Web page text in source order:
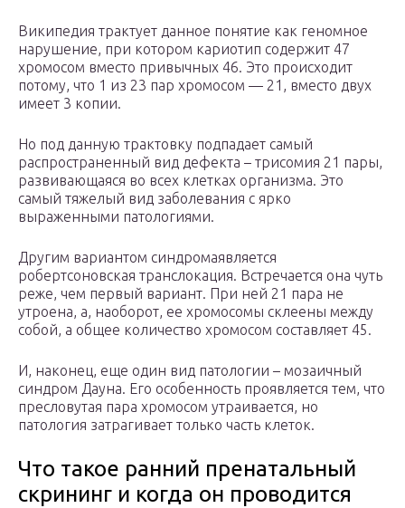
Википедия трактует данное понятие как геномное
нарушение, при котором кариотип содержит 47
хромосом вместо привычных 46. Это происходит
потому, что 1 из 23 пар хромосом — 21, вместо двух
имеет 3 копии.
Но под данную трактовку подпадает самый
распространенный вид дефекта – трисомия 21 пары,
развивающаяся во всех клетках организма. Это
самый тяжелый вид заболевания с ярко
выраженными патологиями.
Другим вариантом синдромаявляется
робертсоновская транслокация. Встречается она чуть
реже, чем первый вариант. При ней 21 пара не
утроена, а, наоборот, ее хромосомы склеены между
собой, а общее количество хромосом составляет 45.
И, наконец, еще один вид патологии – мозаичный
синдром Дауна. Его особенность проявляется тем, что
пресловутая пара хромосом утраивается, но
патология затрагивает только часть клеток.
Что такое ранний пренатальный
скрининг и когда он проводится